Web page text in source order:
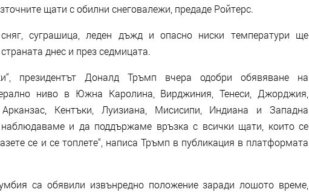
щати с обилни снеговалежи, предаде Ройтерс.
сняг, суграшица, леден дъжд и опасно ниски температури ще
днес и през седмицата.
президентът Доналд Тръмп вчера одобри обявяване на
ниво в Южна Каролина, Вирджиния, Тенеси, Джорджия,
Кентъки, Луизиана, Мисисипи, Индиана и Западна
и да поддържаме връзка с всички щати, които се
се и се топлете“, написа Тръмп в публикация в платформата
са обявили извънредно положение заради лошото време,